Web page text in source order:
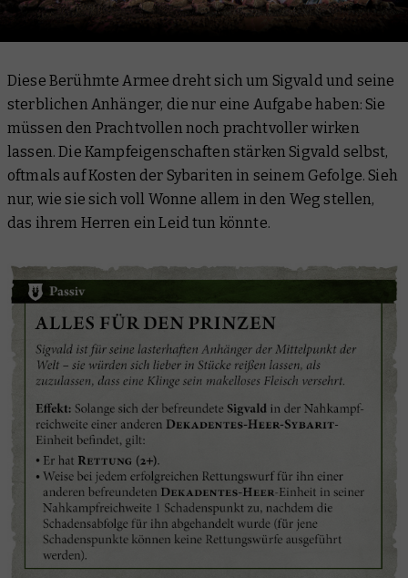
Diese Berühmte Armee dreht sich um Sigvald und seine
sterblichen Anhänger, die nur eine Aufgabe haben: Sie
müssen den Prachtvollen noch prachtvoller wirken
lassen. Die Kampfeigenschaften stärken Sigvald selbst,
oftmals auf Kosten der Sybariten in seinem Gefolge. Sieh
nur, wie sie sich voll Wonne allem in den Weg stellen,
das ihrem Herren ein Leid tun könnte.